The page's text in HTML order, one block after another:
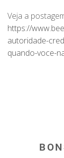
Veja a
https://
autoridade-
quando-voce-